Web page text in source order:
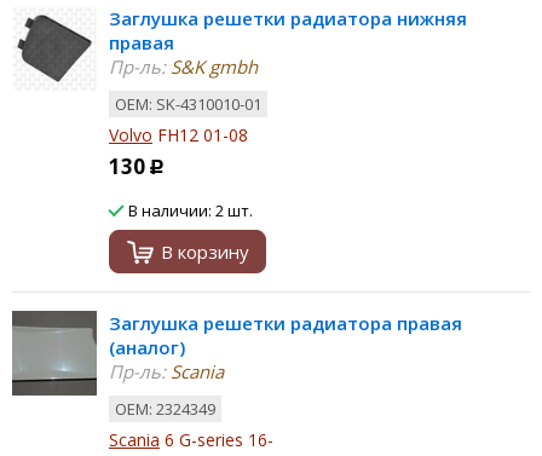
Заглушка решетки радиатора нижняя
правая
Пр-ль:S&K gmbh
ОЕМ: SK-4310010-01
Volvo FH12 01-08
130 Р
В наличии: 2 шт.
В корзину
Заглушка решетки радиатора правая
(аналог)
Пр-ль:Scania
ОЕМ: 2324349
Scania 6 G-series 16-